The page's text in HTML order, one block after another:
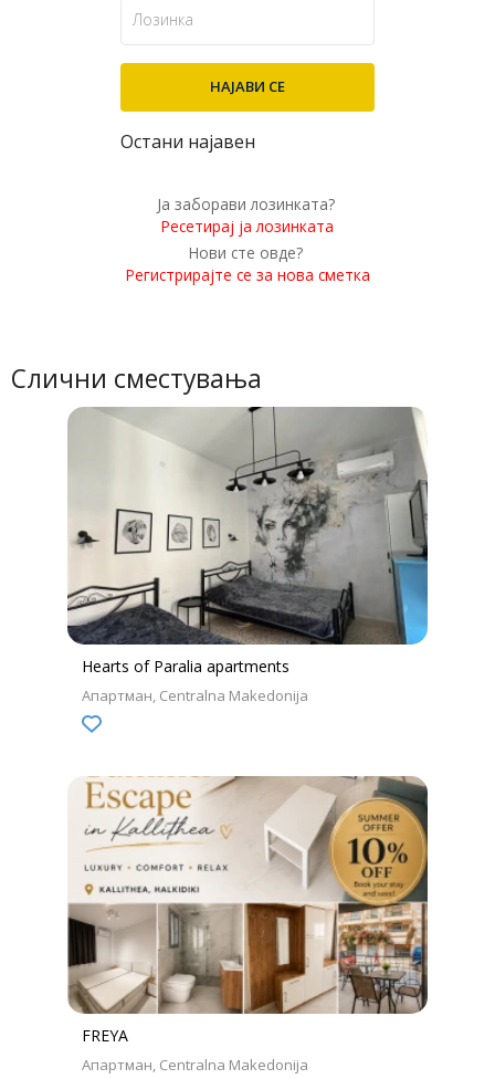
Слични сместувања
Hearts of Paralia apartments
Апартман Centralna Makedonija
FREYA
Апартман Centralna Makedonija
Остани најавен
Ја заборави лозинката?
Ресетирај ја лозинката
Нови сте овде?
Регистрирајте се за нова сметка